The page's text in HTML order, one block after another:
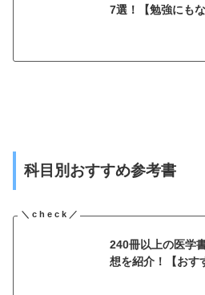
7選！【勉強にもな
科目別おすすめ参考書
240冊以上の医学
想を紹介！【おす